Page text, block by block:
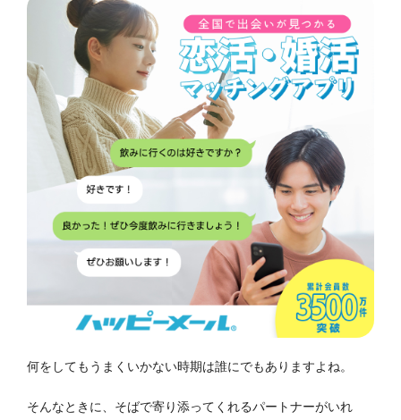
何をしてもうまくいかない時期は誰にでもありますよね。
そんなときに、そばで寄り添ってくれるパートナーがいれ